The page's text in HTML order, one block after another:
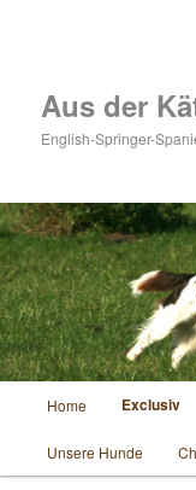
Aus der
English-Springer-
Home Exclusiv
Unsere Hunde